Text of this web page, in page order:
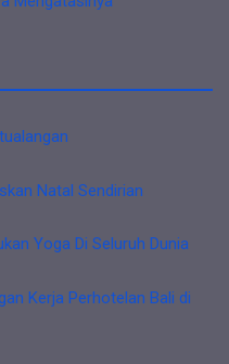
Natal Sendirian
Yoga Di Seluruh Dunia
Kerja Perhotelan Bali di